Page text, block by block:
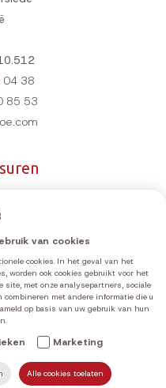
04 38
85 53
12:00 | 14:00-18:00
12:00 | 14:00-18:00
| 14:00-18:00
12:00 | 14:00-18:00
12:00 | 14:00-18:00
12:00 | 14:00-18:00
in bovenstaande tabel.
gesloten, tenzij anders
Google.
van cookies
cookies. In het geval van het
worden ook cookies gebruikt voor het
site, met onze analysepartners, sociale
met andere informatie die u
op basis van uw gebruik van hun
Marketing
Alle cookies toelaten
VIND ONS BEL ONS